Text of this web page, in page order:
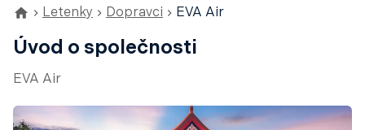
Letenky Dopravci EVA Air
Úvod o společnosti
EVA Air